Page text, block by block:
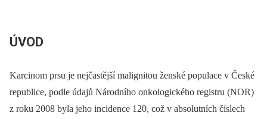
ÚVOD
Karcinom prsu je nejčastější malignitou ženské populace v České
republice, podle údajů Národního onkologického registru (NOR)
z roku 2008 byla jeho incidence 120, což v absolutních číslech